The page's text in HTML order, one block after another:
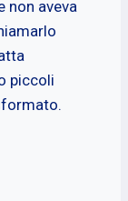
non aveva
piccoli